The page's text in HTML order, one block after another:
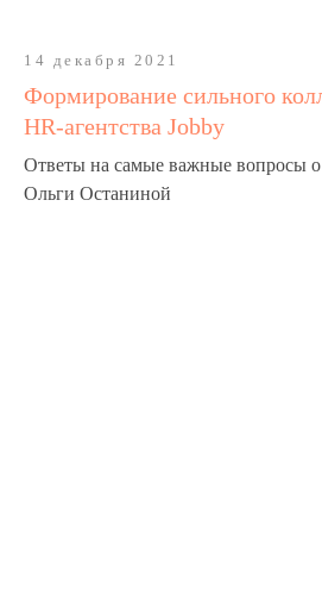
14 декабря 2021
Формирование сильного
HR-агентства Jobby
Ответы на самые важные вопросы о
Ольги Останиной